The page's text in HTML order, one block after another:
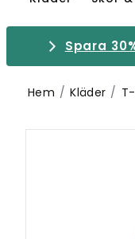
Spara
Hem Kläder